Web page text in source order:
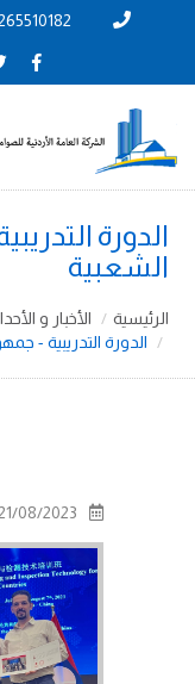
الدورة
الشعبية
الرئيسية
الأخبار و
الدورة التدريبية -
08/2023